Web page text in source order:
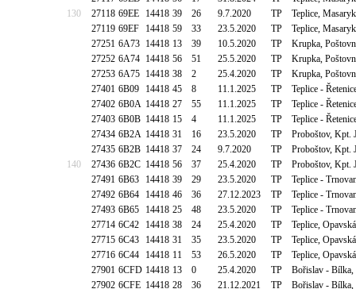
130
27118 69EE 14418 39 26 9.7.2020 TP
Teplice,
27119 69EF 14418 59 33 23.5.2020 TP
Teplice,
27251 6A73 14418 13 39 10.5.2020 TP
Krupka,
27252 6A74 14418 56 51 25.5.2020 TP
Krupka,
27253 6A75 14418 38 2 25.4.2020 TP
Krupka,
27401 6B09 14418 45 8 11.1.2025 TP
Teplice -
27402 6B0A 14418 27 55 11.1.2025 TP
Teplice -
27403 6B0B 14418 15 4 11.1.2025 TP
Teplice -
27434 6B2A 14418 31 16 23.5.2020 TP
Proboštov, Kpt.
27435 6B2B 14418 37 24 9.7.2020 TP
Proboštov, Kpt.
140
27436 6B2C 14418 56 37 25.4.2020 TP
Proboštov, Kpt.
27491 6B63 14418 39 29 23.5.2020 TP
Teplice -
27492 6B64 14418 46 36 27.12.2023 TP
Teplice -
27493 6B65 14418 25 48 23.5.2020 TP
Teplice -
27714 6C42 14418 38 24 25.4.2020 TP
Teplice,
27715 6C43 14418 31 35 23.5.2020 TP
Teplice,
27716 6C44 14418 11 53 26.5.2020 TP
Teplice,
27901 6CFD 14418 13 0 25.4.2020 TP
Bořislav - Bílka,
27902 6CFE 14418 28 36 21.12.2021 TP
Bořislav - Bílka,